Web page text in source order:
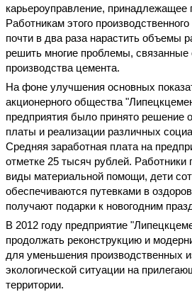
карьероуправление, принадлежащее
Работникам этого
почти в два раза нарастить объемы
решить многие проблемы, связанные
производства цемента.
На фоне улучшения основных
акционерного общества
предприятия было принято решение
платы и реализации различных
Средняя заработная плата на
отметке 25 тысяч рублей.
виды материальной помощи, дети
обеспечиваются путевками в
получают подарки к новогодним
В 2012 году предприятие
продолжать реконструкцию и
для уменьшения производственных
экологической ситуации на
территории.